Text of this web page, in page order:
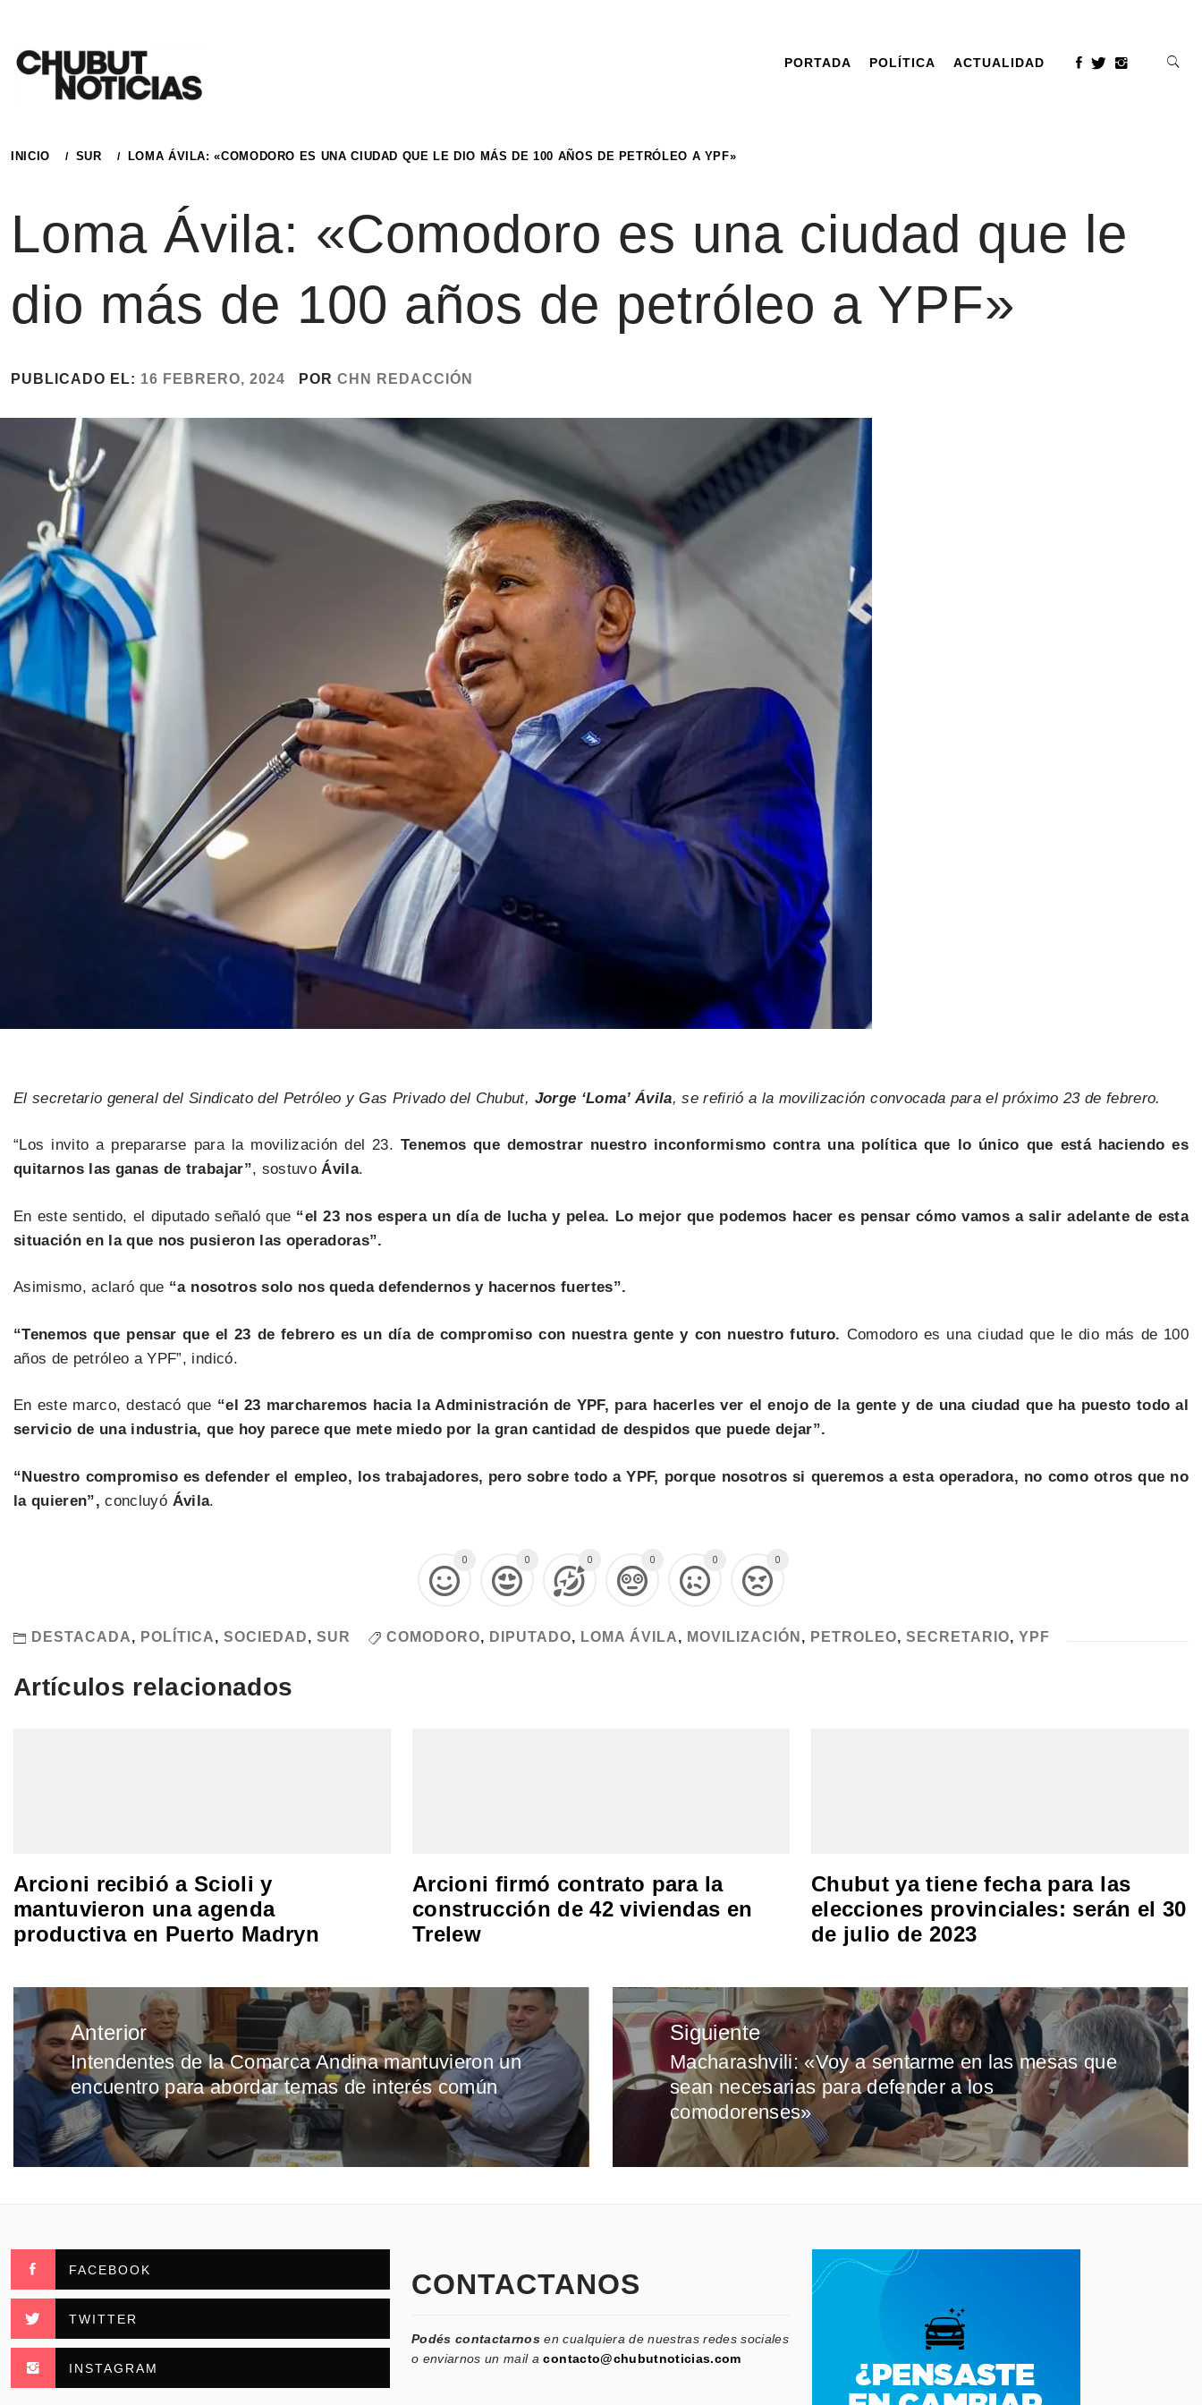
contenido
PORTADA POLÍTICA ACTUALIDAD
INICIO SUR LOMA ÁVILA: «COMODORO ES UNA CIUDAD QUE LE DIO MÁS DE 100 AÑOS DE PETRÓLEO A YPF»
Loma Ávila: «Comodoro es una ciudad que le
dio más de 100 años de petróleo a YPF»
PUBLICADO EL: 16 FEBRERO, 2024 POR CHN REDACCIÓN
El secretario general del Sindicato del Petróleo y Gas Privado del Chubut, Jorge ‘Loma’ Ávila, se refirió a la movilización convocada para el próximo 23 de febrero.
“Los invito a prepararse para la movilización del 23. Tenemos que demostrar nuestro inconformismo contra una política que lo único que está haciendo es
quitarnos las ganas de trabajar”, sostuvoÁvila.
En este sentido, el diputado señaló que “el 23 nos espera un día de lucha y pelea. Lo mejor que podemos hacer es pensar cómo vamos a salir adelante de esta
situación en la que nos pusieron las operadoras”.
Asimismo, aclaró que “a nosotros solo nos queda defendernos y hacernos fuertes”.
“Tenemos que pensar que el 23 de febrero es un día de compromiso con nuestra gente y con nuestro futuro. Comodoro es una ciudad que le dio más de 100
años de petróleo a YPF”, indicó.
En este marco, destacó que “el 23 marcharemos hacia la Administración de YPF, para hacerles ver el enojo de la gente y de una ciudad que ha puesto todo al
servicio de una industria, que hoy parece que mete miedo por la gran cantidad de despidos que puede dejar”.
“Nuestro compromiso es defender el empleo, los trabajadores, pero sobre todo a YPF, porque nosotros si queremos a esta operadora, no como otros que no
la quieren”, concluyó Ávila.
0 0 0 0 0 0
DESTACADA, POLÍTICA, SOCIEDAD, SUR COMODORO, DIPUTADO, LOMA ÁVILA, MOVILIZACIÓN , PETROLEO, SECRETARIO, YPF
Artículos relacionados
Arcioni recibió a Scioli y
mantuvieron una agenda
productiva en Puerto Madryn
Arcioni firmó contrato para la
construcción de 42 viviendas en
Trelew
Chubut ya tiene fecha para las
elecciones provinciales: serán el 30
de julio de 2023
Navegación
de
entradas
Anterior
Entrada
anterior:
Intendentes de la Comarca Andina mantuvieron un
encuentro para abordar temas de interés común
Siguiente
Entrada
siguiente:
Macharashvili: «Voy a sentarme en las mesas que
sean necesarias para defender a los
comodorenses»
FACEBOOK
TWITTER
INSTAGRAM
CONTACTANOS
Podés contactarnos en cualquiera de nuestras redes sociales
o enviarnos un mail acontacto@chubutnoticias.com